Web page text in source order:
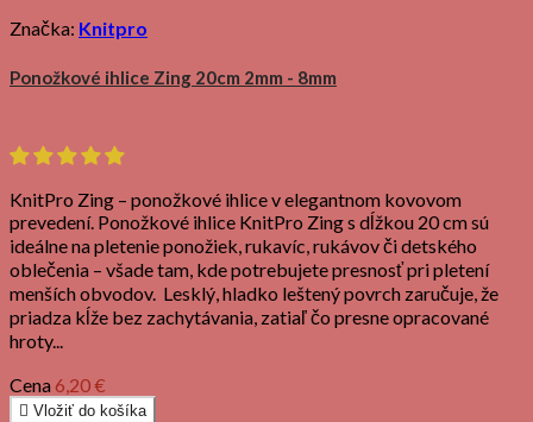
Značka: Knitpro
Ponožkové ihlice Zing 20cm 2mm - 8mm
KnitPro Zing – ponožkové ihlice v elegantnom kovovom
prevedení. Ponožkové ihlice KnitPro Zing s dĺžkou 20 cm sú
ideálne na pletenie ponožiek, rukavíc, rukávov či detského
oblečenia – všade tam, kde potrebujete presnosť pri pletení
menších obvodov. Lesklý, hladko leštený povrch zaručuje, že
priadza kĺže bez zachytávania, zatiaľ čo presne opracované
hroty...
Cena6,20 €
 Vložiť do košíka